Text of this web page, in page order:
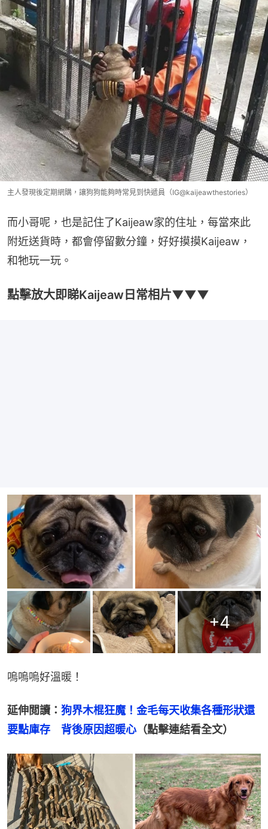
主人發現後定期網購，讓狗狗能夠時常見到快遞員（IG@kaijeawthestories）
而小哥呢，也是記住了Kaijeaw家的住址，每當來此
附近送貨時，都會停留數分鐘，好好摸摸Kaijeaw，
和牠玩一玩。
點擊放大即睇Kaijeaw日常相片▼▼▼
+4
嗚嗚嗚好溫暖！
延伸閲讀： 狗界木棍狂魔！金毛每天收集各種形狀還
要點庫存　背後原因超暖心 （點擊連結看全文）